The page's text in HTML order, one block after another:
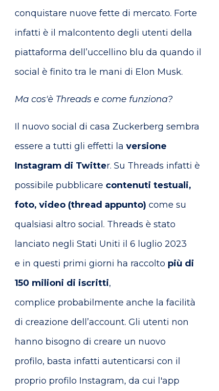
conquistare nuove fette di mercato. Forte
infatti è il malcontento degli utenti della
piattaforma dell’uccellino blu da quando il
social è finito tra le mani di Elon Musk.
Ma cos'è Threads e come funziona?
Il nuovo social di casa Zuckerberg sembra
essere a tutti gli effetti la versione
Instagram di Twitter. Su Threads infatti è
possibile pubblicare contenuti testuali,
foto, video (thread appunto) come su
qualsiasi altro social. Threads è stato
lanciato negli Stati Uniti il 6 luglio 2023
e in questi primi giorni ha raccolto più di
150 milioni di iscritti,
complice probabilmente anche la facilità
di creazione dell’account. Gli utenti non
hanno bisogno di creare un nuovo
profilo, basta infatti autenticarsi con il
proprio profilo Instagram, da cui l'app